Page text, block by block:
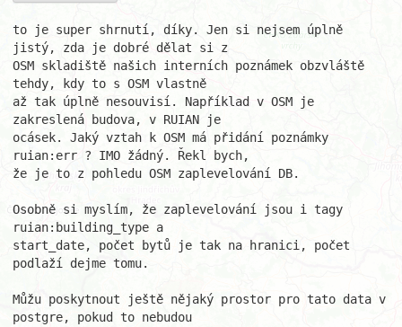
to je super shrnutí, díky. Jen si nejsem úplně
jistý, zda je dobré dělat si z
OSM skladiště našich interních poznámek obzvláště
tehdy, kdy to s OSM vlastně
až tak úplně nesouvisí. Například v OSM je
zakreslená budova, v RUIAN je
ocásek. Jaký vztah k OSM má přidání poznámky
ruian:err ? IMO žádný. Řekl bych,
že je to z pohledu OSM zaplevelování DB.
Osobně si myslím, že zaplevelování jsou i tagy
ruian:building_type a
start_date, počet bytů je tak na hranici, počet
podlaží dejme tomu.
Můžu poskytnout ještě nějaký prostor pro tato data v
postgre, pokud to nebudou